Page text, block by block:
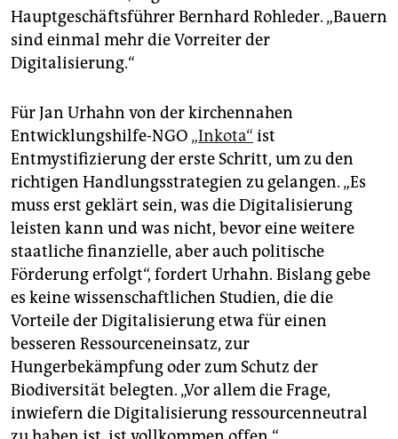
Hauptgeschäftsführer Bernhard Rohleder. „Bauern
sind einmal mehr die Vorreiter der
Digitalisierung.“
Für Jan Urhahn von der kirchennahen
Entwicklungshilfe-NGO „Inkota“ ist
Entmystifizierung der erste Schritt, um zu den
richtigen Handlungsstrategien zu gelangen. „Es
muss erst geklärt sein, was die Digitalisierung
leisten kann und was nicht, bevor eine weitere
staatliche finanzielle, aber auch politische
Förderung erfolgt“, fordert Urhahn. Bislang gebe
es keine wissenschaftlichen Studien, die die
Vorteile der Digitalisierung etwa für einen
besseren Ressourceneinsatz, zur
Hungerbekämpfung oder zum Schutz der
Biodiversität belegten. „Vor allem die Frage,
inwiefern die Digitalisierung ressourcenneutral